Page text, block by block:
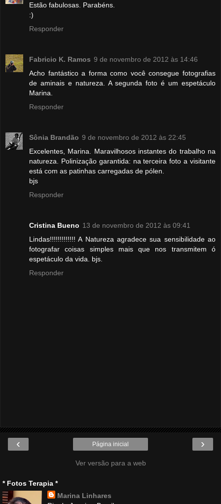
Estão fabulosas. Parabéns.
:)
Responder
Fabricio K. Ramos 9 de novembro de 2012 às 14:46
Acho fantástico a forma como você consegue fotografias
de aminais e natureza. A segunda foto é um espetáculo
Marina.
Responder
Sônia Brandão 9 de novembro de 2012 às 22:45
Excelentes, Marina. Maravilhosos instantes do trabalho na
natureza. Polinização garantida: na terceira foto a visitante
está com as patinhas carregadas de pólen.
bjs
Responder
Cristina Bueno 13 de novembro de 2012 às 09:41
Lindas!!!!!!!!!!!!! A Natureza agradece sua sensibilidade ao
fotografar coisas simples mais que nos transmitem ó
espetáculo da vida. bjs.
Responder
‹ ›
Página inicial
Ver versão para a web
* Fotos Terapia *
Marina Linhares